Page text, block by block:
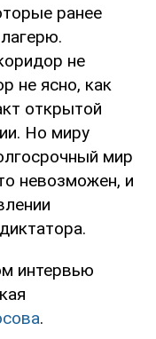
ранее
не
не ясно, как
открытой
Но миру
мир
невозможен, и
интервью
.